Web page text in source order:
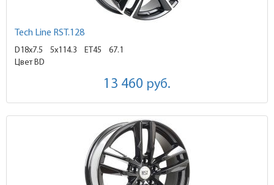
Tech Line RST.128
D18x7.5 5x114.3 ET45
67.1
Цвет BD
13 460 руб.